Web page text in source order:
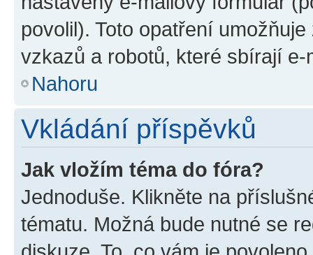
povolil). Toto opatření
vzkazů a robotů, které sbírají e-
Nahoru
Vkládání příspěvků
Jak vložím téma do fóra?
Jednoduše. Klikněte na
tématu. Možná bude nutné se